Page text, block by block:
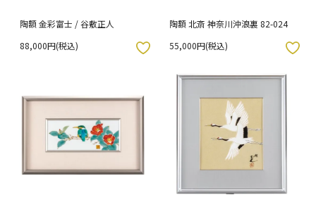
陶額 金彩富士 / 谷敷正人
88,000円(税込)
陶額 北斎 神奈川沖浪裏 82-024
55,000円(税込)
お気に入りボタン